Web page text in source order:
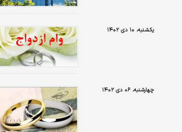
یکشنبه، ۱۰ دی ۱۴۰۲
چهارشنبه، ۰۶ دی ۱۴۰۲